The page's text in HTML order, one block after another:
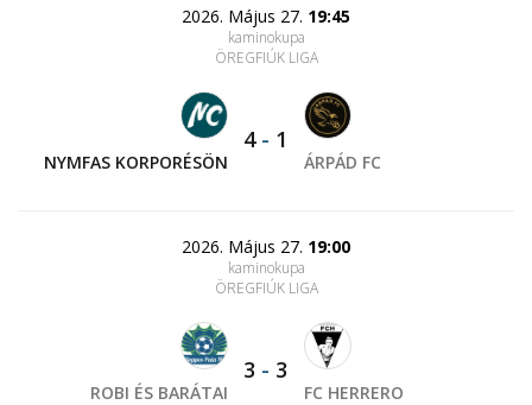
2026. Május 27. 19:45
kaminokupa
ÖREGFIÚK LIGA
NYMFAS KORPORÉSÖN
4- 1
ÁRPÁD FC
2026. Május 27. 19:00
kaminokupa
ÖREGFIÚK LIGA
ROBI ÉS BARÁTAI
3 - 3
FC HERRERO